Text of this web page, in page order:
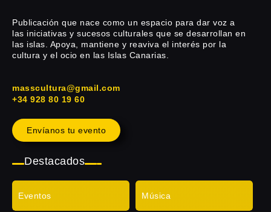
Publicación que nace como un espacio para dar voz a
las iniciativas y sucesos culturales que se desarrollan en
las islas. Apoya, mantiene y reaviva el interés por la
cultura y el ocio en las Islas Canarias.
masscultura@gmail.com
+34 928 80 19 60
Envíanos tu evento
Destacados
Eventos Música